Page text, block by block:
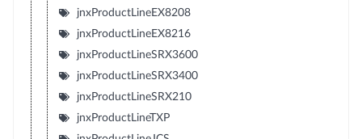
jnxProductLineEX8208
jnxProductLineEX8216
jnxProductLineSRX3600
jnxProductLineSRX3400
jnxProductLineSRX210
jnxProductLineTXP